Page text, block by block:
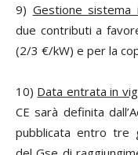
9) Gestionesistema
due contributi a
(2/3 €/kW) e per la
10) Data entrata in
CE sarà definita
pubblicata entro tre